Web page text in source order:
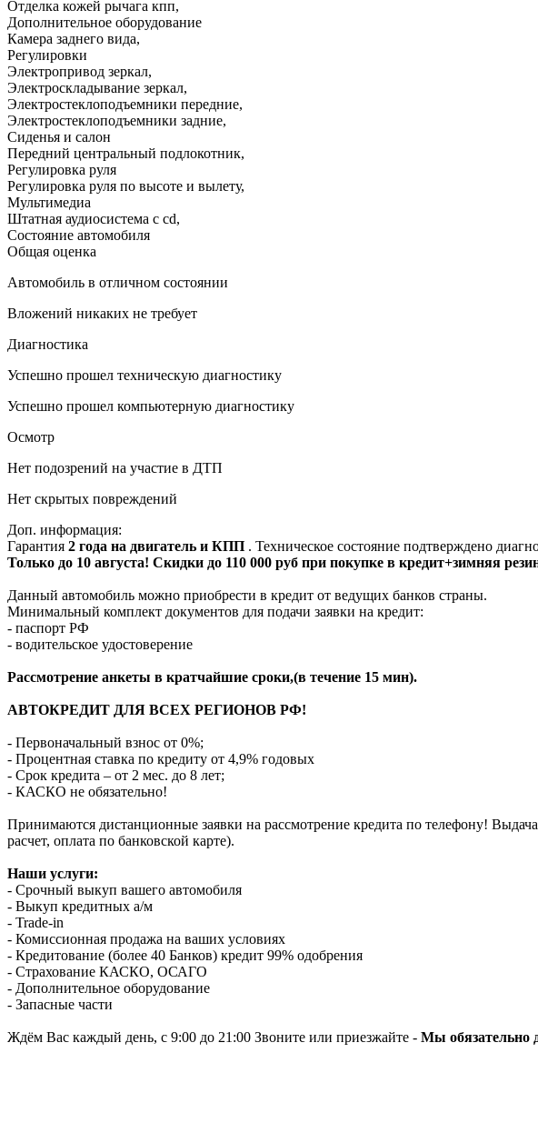
Отделка кожей рычага кпп,
Дополнительное оборудование
Камера заднего вида,
Регулировки
Электропривод зеркал,
Электроскладывание зеркал,
Электростеклоподъемники передние,
Электростеклоподъемники задние,
Сиденья и салон
Передний центральный подлокотник,
Регулировка руля
Регулировка руля по высоте и вылету,
Мультимедиа
Штатная аудиосистема с cd,
Состояние автомобиля
Общая оценка
Автомобиль в отличном состоянии
Вложений никаких не требует
Диагностика
Успешно прошел техническую диагностику
Успешно прошел компьютерную диагностику
Осмотр
Нет подозрений на участие в ДТП
Нет скрытых повреждений
Доп. информация:
Гарантия 2 года на двигатель и КПП . Техническое состояние подтверждено
Только до 10 августа! Скидки до 110 000 руб при покупке в кредит+зимняя
Данный автомобиль можно приобрести в кредит от ведущих банков страны.
Минимальный комплект документов для подачи заявки на кредит:
- паспорт РФ
- водительское удостоверение
Рассмотрение анкеты в кратчайшие сроки,(в течение 15 мин).
АВТОКРЕДИТ ДЛЯ ВСЕХ РЕГИОНОВ РФ!
- Первоначальный взнос от 0%;
- Процентная ставка по кредиту от 4,9% годовых
- Срок кредита – от 2 мес. до 8 лет;
- КАСКО не обязательно!
Принимаются дистанционные заявки на рассмотрение кредита по телефону!
расчет, оплата по банковской карте).
Наши услуги:
- Срочный выкуп вашего автомобиля
- Выкуп кредитных а/м
- Trade-in
- Комиссионная продажа на ваших условиях
- Кредитование (более 40 Банков) кредит 99% одобрения
- Страхование КАСКО, ОСАГО
- Дополнительное оборудование
- Запасные части
Ждём Вас каждый день, с 9:00 до 21:00 Звоните или приезжайте - Мы обязательно